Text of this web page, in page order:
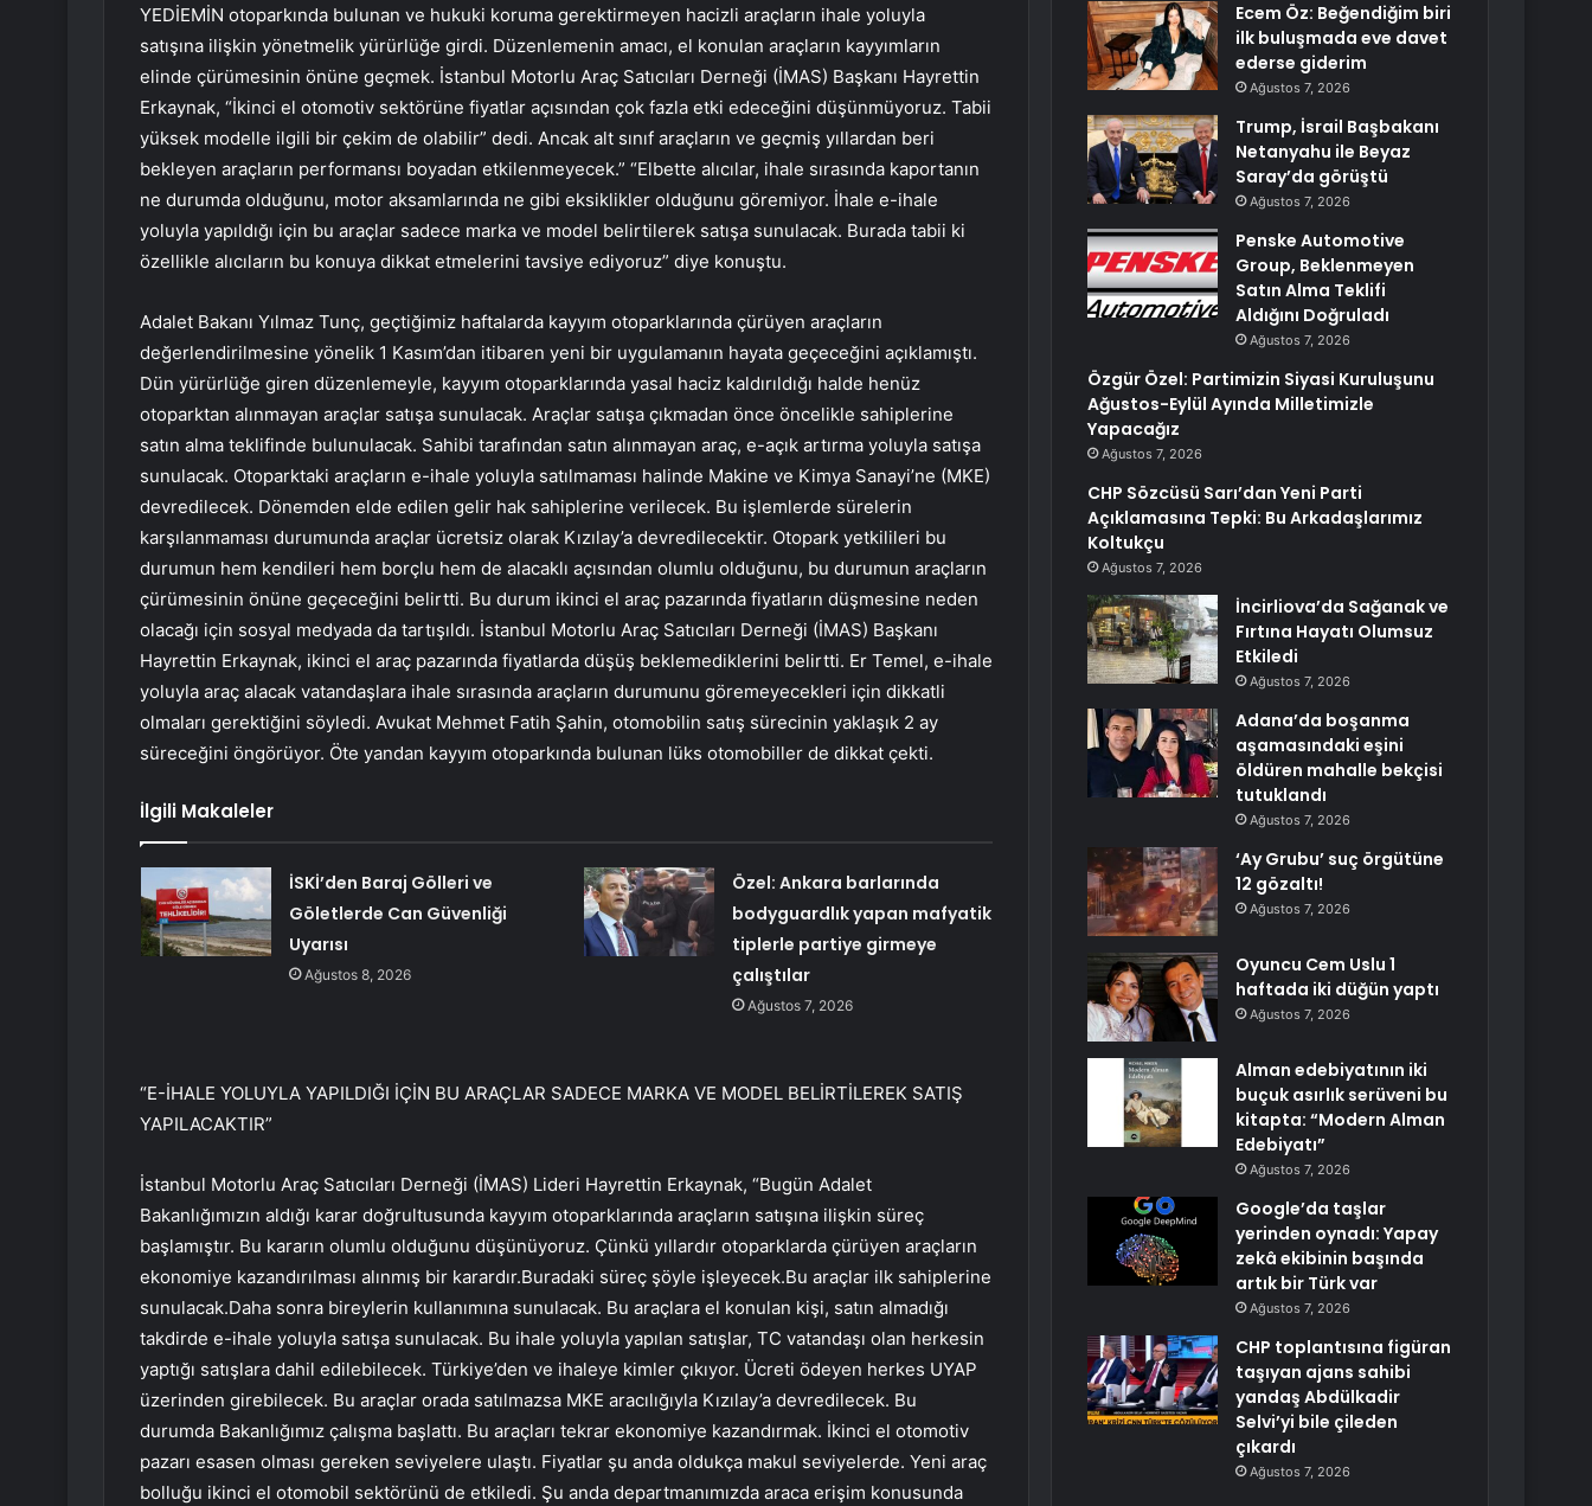
YEDİEMİN otoparkında bulunan ve hukuki koruma gerektirmeyen hacizli araçların ihale yoluyla
satışına ilişkin yönetmelik yürürlüğe girdi. Düzenlemenin amacı, el konulan araçların kayyımların
elinde çürümesinin önüne geçmek. İstanbul Motorlu Araç Satıcıları Derneği (İMAS) Başkanı Hayrettin
Erkaynak, “İkinci el otomotiv sektörüne fiyatlar açısından çok fazla etki edeceğini düşünmüyoruz. Tabii
yüksek modelle ilgili bir çekim de olabilir” dedi. Ancak alt sınıf araçların ve geçmiş yıllardan beri
bekleyen araçların performansı boyadan etkilenmeyecek.” “Elbette alıcılar, ihale sırasında kaportanın
ne durumda olduğunu, motor aksamlarında ne gibi eksiklikler olduğunu göremiyor. İhale e-ihale
yoluyla yapıldığı için bu araçlar sadece marka ve model belirtilerek satışa sunulacak. Burada tabii ki
özellikle alıcıların bu konuya dikkat etmelerini tavsiye ediyoruz” diye konuştu.
Adalet Bakanı Yılmaz Tunç, geçtiğimiz haftalarda kayyım otoparklarında çürüyen araçların
değerlendirilmesine yönelik 1 Kasım’dan itibaren yeni bir uygulamanın hayata geçeceğini açıklamıştı.
Dün yürürlüğe giren düzenlemeyle, kayyım otoparklarında yasal haciz kaldırıldığı halde henüz
otoparktan alınmayan araçlar satışa sunulacak. Araçlar satışa çıkmadan önce öncelikle sahiplerine
satın alma teklifinde bulunulacak. Sahibi tarafından satın alınmayan araç, e-açık artırma yoluyla satışa
sunulacak. Otoparktaki araçların e-ihale yoluyla satılmaması halinde Makine ve Kimya Sanayi’ne (MKE)
devredilecek. Dönemden elde edilen gelir hak sahiplerine verilecek. Bu işlemlerde sürelerin
karşılanmaması durumunda araçlar ücretsiz olarak Kızılay’a devredilecektir. Otopark yetkilileri bu
durumun hem kendileri hem borçlu hem de alacaklı açısından olumlu olduğunu, bu durumun araçların
çürümesinin önüne geçeceğini belirtti. Bu durum ikinci el araç pazarında fiyatların düşmesine neden
olacağı için sosyal medyada da tartışıldı. İstanbul Motorlu Araç Satıcıları Derneği (İMAS) Başkanı
Hayrettin Erkaynak, ikinci el araç pazarında fiyatlarda düşüş beklemediklerini belirtti. Er Temel, e-ihale
yoluyla araç alacak vatandaşlara ihale sırasında araçların durumunu göremeyecekleri için dikkatli
olmaları gerektiğini söyledi. Avukat Mehmet Fatih Şahin, otomobilin satış sürecinin yaklaşık 2 ay
süreceğini öngörüyor. Öte yandan kayyım otoparkında bulunan lüks otomobiller de dikkat çekti.
İlgili Makaleler
İSKİ’den Baraj Gölleri ve
Göletlerde Can Güvenliği
Uyarısı
Ağustos 8, 2026
Özel: Ankara barlarında
bodyguardlık yapan mafyatik
tiplerle partiye girmeye
çalıştılar
Ağustos 7, 2026
“E-İHALE YOLUYLA YAPILDIĞI İÇİN BU ARAÇLAR SADECE MARKA VE MODEL BELİRTİLEREK SATIŞ
YAPILACAKTIR”
İstanbul Motorlu Araç Satıcıları Derneği (İMAS) Lideri Hayrettin Erkaynak, “Bugün Adalet
Bakanlığımızın aldığı karar doğrultusunda kayyım otoparklarında araçların satışına ilişkin süreç
başlamıştır. Bu kararın olumlu olduğunu düşünüyoruz. Çünkü yıllardır otoparklarda çürüyen araçların
ekonomiye kazandırılması alınmış bir karardır.Buradaki süreç şöyle işleyecek.Bu araçlar ilk sahiplerine
sunulacak.Daha sonra bireylerin kullanımına sunulacak. Bu araçlara el konulan kişi, satın almadığı
takdirde e-ihale yoluyla satışa sunulacak. Bu ihale yoluyla yapılan satışlar, TC vatandaşı olan herkesin
yaptığı satışlara dahil edilebilecek. Türkiye’den ve ihaleye kimler çıkıyor. Ücreti ödeyen herkes UYAP
üzerinden girebilecek. Bu araçlar orada satılmazsa MKE aracılığıyla Kızılay’a devredilecek. Bu
durumda Bakanlığımız çalışma başlattı. Bu araçları tekrar ekonomiye kazandırmak. İkinci el otomotiv
pazarı esasen olması gereken seviyelere ulaştı. Fiyatlar şu anda oldukça makul seviyelerde. Yeni araç
bolluğu ikinci el otomobil sektörünü de etkiledi. Şu anda departmanımızda araca erişim konusunda
Ecem Öz: Beğendiğim biri
ilk buluşmada eve davet
ederse giderim
Ağustos 7, 2026
Trump, İsrail Başbakanı
Netanyahu ile Beyaz
Saray’da görüştü
Ağustos 7, 2026
Penske Automotive
Group, Beklenmeyen
Satın Alma Teklifi
Aldığını Doğruladı
Ağustos 7, 2026
Özgür Özel: Partimizin Siyasi Kuruluşunu
Ağustos-Eylül Ayında Milletimizle
Yapacağız
Ağustos 7, 2026
CHP Sözcüsü Sarı’dan Yeni Parti
Açıklamasına Tepki: Bu Arkadaşlarımız
Koltukçu
Ağustos 7, 2026
İncirliova’da Sağanak ve
Fırtına Hayatı Olumsuz
Etkiledi
Ağustos 7, 2026
Adana’da boşanma
aşamasındaki eşini
öldüren mahalle bekçisi
tutuklandı
Ağustos 7, 2026
‘Ay Grubu’ suç örgütüne
12 gözaltı!
Ağustos 7, 2026
Oyuncu Cem Uslu 1
haftada iki düğün yaptı
Ağustos 7, 2026
Alman edebiyatının iki
buçuk asırlık serüveni bu
kitapta: “Modern Alman
Edebiyatı”
Ağustos 7, 2026
Google’da taşlar
yerinden oynadı: Yapay
zekâ ekibinin başında
artık bir Türk var
Ağustos 7, 2026
CHP toplantısına figüran
taşıyan ajans sahibi
yandaş Abdülkadir
Selvi’yi bile çileden
çıkardı
Ağustos 7, 2026